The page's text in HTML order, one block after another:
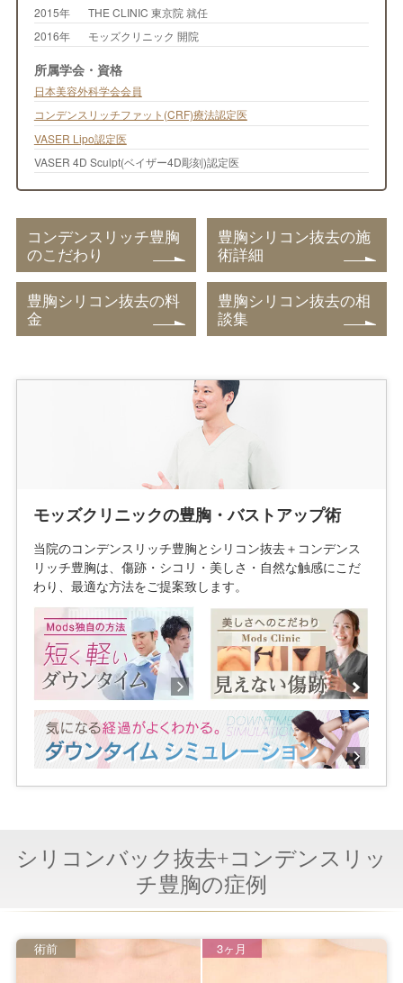
2015年
THE CLINIC 東京院 就任
2016年
モッズクリニック 開院
所属学会・資格
日本美容外科学会会員
コンデンスリッチファット(CRF)療法認定医
VASER Lipo認定医
VASER 4D Sculpt(ベイザー4D彫刻)認定医
コンデンスリッチ豊胸
のこだわり
豊胸シリコン抜去の施
術詳細
豊胸シリコン抜去の料
金
豊胸シリコン抜去の相
談集
モッズクリニックの豊胸・バストアップ術
当院のコンデンスリッチ豊胸とシリコン抜去＋コンデンス
リッチ豊胸は、傷跡・シコリ・美しさ・自然な触感にこだ
わり、最適な方法をご提案致します。
シリコンバック抜去+コンデンスリッ
チ豊胸の症例
術前 3ヶ月